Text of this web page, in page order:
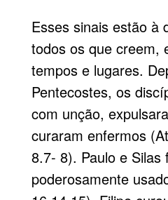
Esses sinais estão à
todos os que creem,
tempos e lugares.
Pentecostes, os
com unção,
curaram enfermos
8.7- 8). Paulo e Silas
poderosamente